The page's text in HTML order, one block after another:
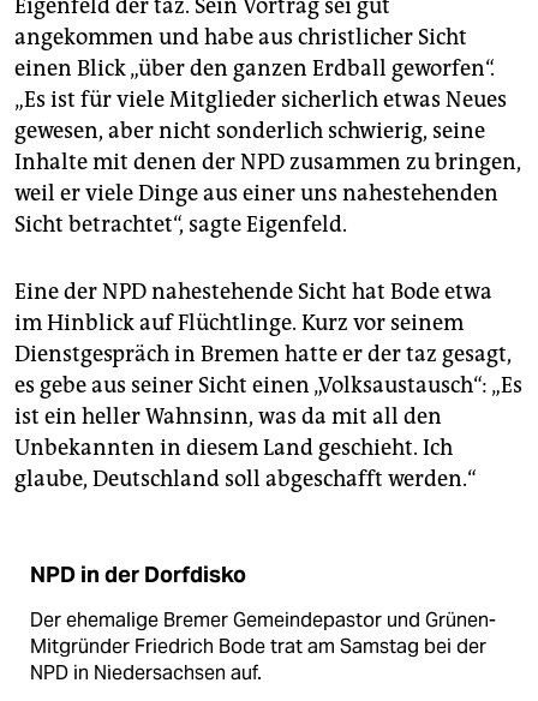
Eigenfeld der taz. Sein Vortrag sei gut
angekommen und habe aus christlicher Sicht
einen Blick „über den ganzen Erdball geworfen“.
„Es ist für viele Mitglieder sicherlich etwas Neues
gewesen, aber nicht sonderlich schwierig, seine
Inhalte mit denen der NPD zusammen zu bringen,
weil er viele Dinge aus einer uns nahestehenden
Sicht betrachtet“, sagte Eigenfeld.
Eine der NPD nahestehende Sicht hat Bode etwa
im Hinblick auf Flüchtlinge. Kurz vor seinem
Dienstgespräch in Bremen hatte er der taz gesagt,
es gebe aus seiner Sicht einen „Volksaustausch“: „Es
ist ein heller Wahnsinn, was da mit all den
Unbekannten in diesem Land geschieht. Ich
glaube, Deutschland soll abgeschafft werden.“
NPD in der Dorfdisko
Der ehemalige Bremer Gemeindepastor und Grünen-
Mitgründer Friedrich Bode trat am Samstag bei der
NPD in Niedersachsen auf.